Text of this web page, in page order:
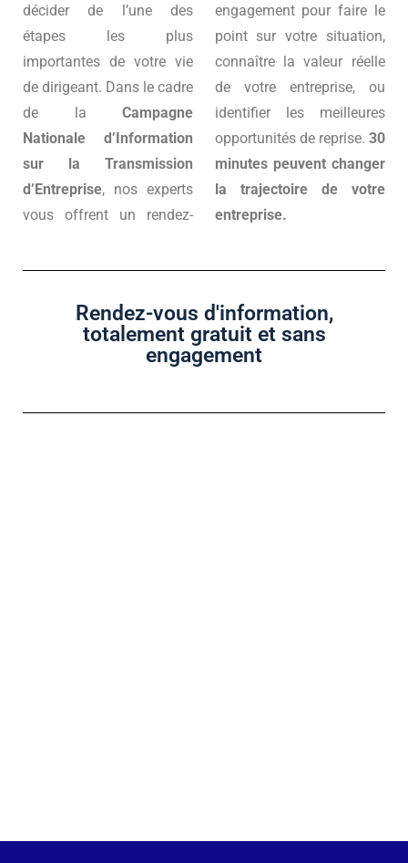
décider de l’une des
étapes les plus
importantes de votre vie
de dirigeant. Dans le cadre
de la Campagne
Nationale d’Information
sur la Transmission
d’Entreprise, nos experts
vous offrent un rendez-
engagement pour faire le
point sur votre situation,
connaître la valeur réelle
de votre entreprise, ou
identifier les meilleures
opportunités de reprise. 30
minutes peuvent changer
la trajectoire de votre
entreprise.
Rendez-vous d'information,
totalement gratuit et sans
engagement